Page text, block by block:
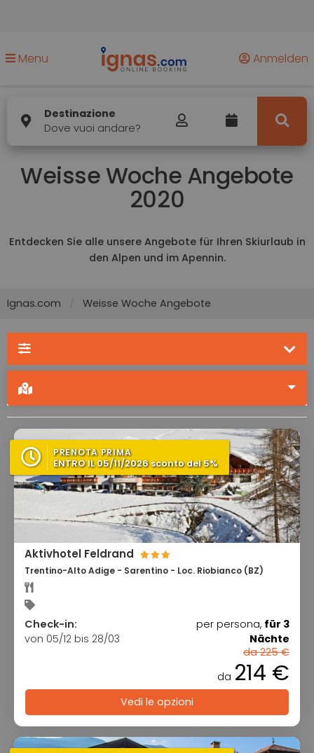
Menu Anmelden
Destinazione
Dove vuoi andare?
Weisse Woche Angebote
2020
Entdecken Sie alle unsere Angebote für Ihren Skiurlaub in
den Alpen und im Apennin.
Ignas.com Weisse Woche Angebote
PRENOTA PRIMA
ENTRO IL 05/11/2026 sconto del 5%
Aktivhotel Feldrand
Trentino-Alto Adige - Sarentino - Loc. Riobianco (BZ)
Check-in:
von 05/12 bis 28/03
per persona, für 3
Nächte
da 225 €
da 214 €
Vedi le opzioni